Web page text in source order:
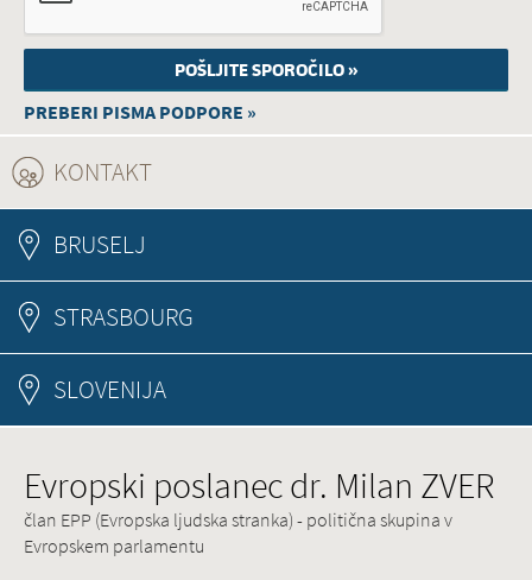
PREBERI PISMA PODPORE »
KONTAKT
BRUSELJ
STRASBOURG
SLOVENIJA
Evropski poslanec dr. Milan ZVER
član EPP (Evropska ljudska stranka) - politična skupina v
Evropskem parlamentu